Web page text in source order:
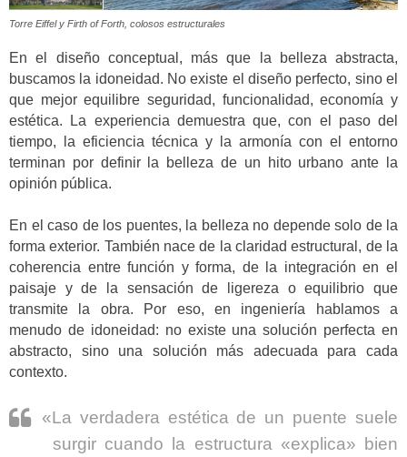
Torre Eiffel y Firth of Forth, colosos estructurales
En el diseño conceptual, más que la belleza abstracta,
buscamos la idoneidad. No existe el diseño perfecto, sino el
que mejor equilibre seguridad, funcionalidad, economía y
estética. La experiencia demuestra que, con el paso del
tiempo, la eficiencia técnica y la armonía con el entorno
terminan por definir la belleza de un hito urbano ante la
opinión pública.
En el caso de los puentes, la belleza no depende solo de la
forma exterior. También nace de la claridad estructural, de la
coherencia entre función y forma, de la integración en el
paisaje y de la sensación de ligereza o equilibrio que
transmite la obra. Por eso, en ingeniería hablamos a
menudo de idoneidad: no existe una solución perfecta en
abstracto, sino una solución más adecuada para cada
contexto.
«La verdadera estética de un puente suele
surgir cuando la estructura «explica» bien